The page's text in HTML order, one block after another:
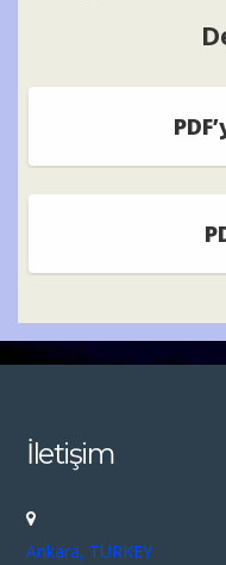
İletişim
Ankara, TURKEY